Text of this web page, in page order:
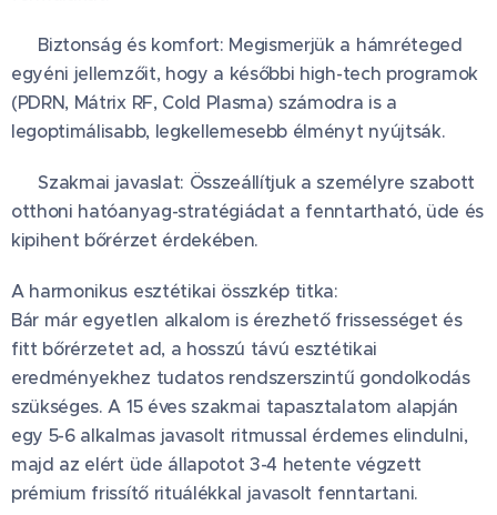
🧪 Biztonság és komfort: Megismerjük a hámréteged
egyéni jellemzőit, hogy a későbbi high-tech programok
(PDRN, Mátrix RF, Cold Plasma) számodra is a
legoptimálisabb, legkellemesebb élményt nyújtsák.
📈 Szakmai javaslat: Összeállítjuk a személyre szabott
otthoni hatóanyag-stratégiádat a fenntartható, üde és
kipihent bőrérzet érdekében.
A harmonikus esztétikai összkép titka:
Bár már egyetlen alkalom is érezhető frissességet és
fitt bőrérzetet ad, a hosszú távú esztétikai
eredményekhez tudatos rendszerszintű gondolkodás
szükséges. A 15 éves szakmai tapasztalatom alapján
egy 5-6 alkalmas javasolt ritmussal érdemes elindulni,
majd az elért üde állapotot 3-4 hetente végzett
prémium frissítő rituálékkal javasolt fenntartani. 🛡️